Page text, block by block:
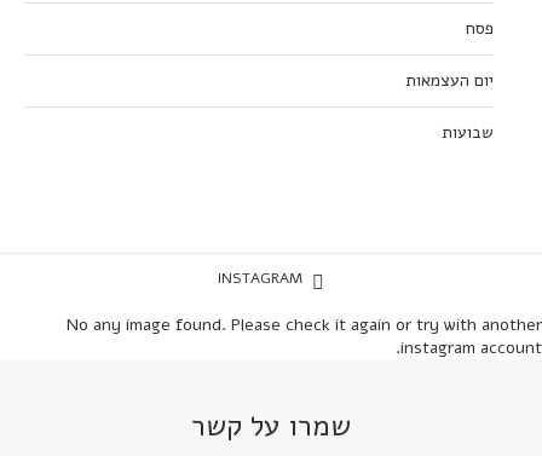
פסח
יום העצמאות
שבועות
INSTAGRAM
No any image found. Please check it again or try with another
instagram account.
שמרו על קשר